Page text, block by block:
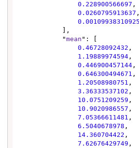
0.228900566697 ,
0.0260795913637 ,
0.00109938310925
            "
mean ": [
0.46728092432 ,
1.19889974594 ,
0.446900457144 ,
0.646300494671 ,
1.20508980751 ,
3.36333537102 ,
10.0751209259 ,
10.9020986557 ,
7.05366611481 ,
6.5040678978 ,
14.360704422 ,
7.62676429749 ,